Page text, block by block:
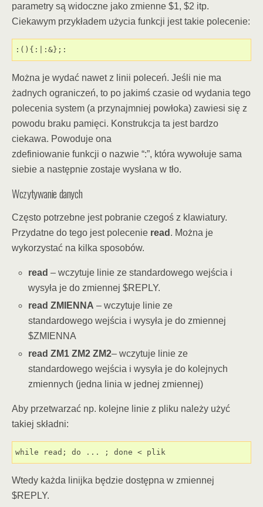
parametry są widoczne jako zmienne $1, $2 itp.
Ciekawym przykładem użycia funkcji jest takie polecenie:
:(){:|:&};:
Można je wydać nawet z linii poleceń. Jeśli nie ma
żadnych ograniczeń, to po jakimś czasie od wydania tego
polecenia system (a przynajmniej powłoka) zawiesi się z
powodu braku pamięci. Konstrukcja ta jest bardzo
ciekawa. Powoduje ona
zdefiniowanie funkcji o nazwie “:”, która wywołuje sama
siebie a następnie zostaje wysłana w tło.
Wczytywanie danych
Często potrzebne jest pobranie czegoś z klawiatury.
Przydatne do tego jest polecenie read . Można je
wykorzystać na kilka sposobów.
read – wczytuje linie ze standardowego wejścia i
wysyła je do zmiennej $REPLY.
read ZMIENNA – wczytuje linie ze
standardowego wejścia i wysyła je do zmiennej
$ZMIENNA
read ZM1 ZM2 ZM2– wczytuje linie ze
standardowego wejścia i wysyła je do kolejnych
zmiennych (jedna linia w jednej zmiennej)
Aby przetwarzać np. kolejne linie z pliku należy użyć
takiej składni:
while read; do ... ; done < plik
Wtedy każda linijka będzie dostępna w zmiennej
$REPLY.